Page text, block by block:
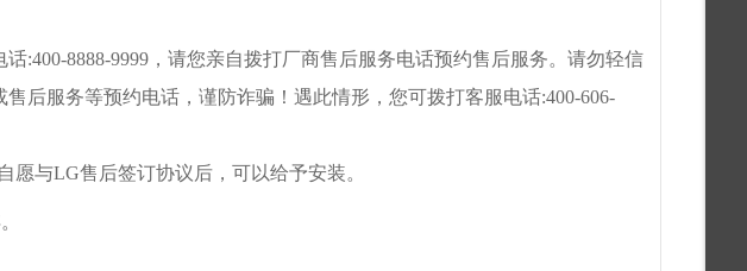
:400-8888-9999，请您亲自拨打厂商售后服务电话预约售后服务。请勿轻信
后服务等预约电话，谨防诈骗！遇此情形，您可拨打客服电话:400-606-
与LG售后签订协议后，可以给予安装。